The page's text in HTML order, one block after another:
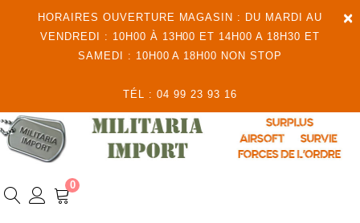
×
HORAIRES OUVERTURE MAGASIN : DU MARDI AU
VENDREDI : 10H00 À 13H00 ET 14H00 A 18H30 ET
SAMEDI : 10H00 A 18H00 NON STOP
TÉL : 04 99 23 93 16
0